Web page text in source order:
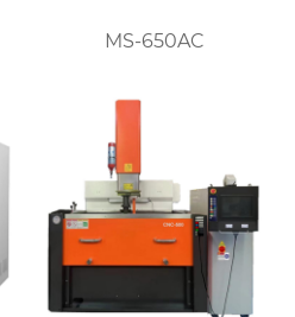
MS-650AC